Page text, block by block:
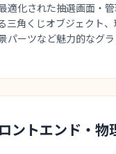
適化された抽選画面・
三角くじオブジェクト
パーツなど魅力的なグ
ントエンド・物